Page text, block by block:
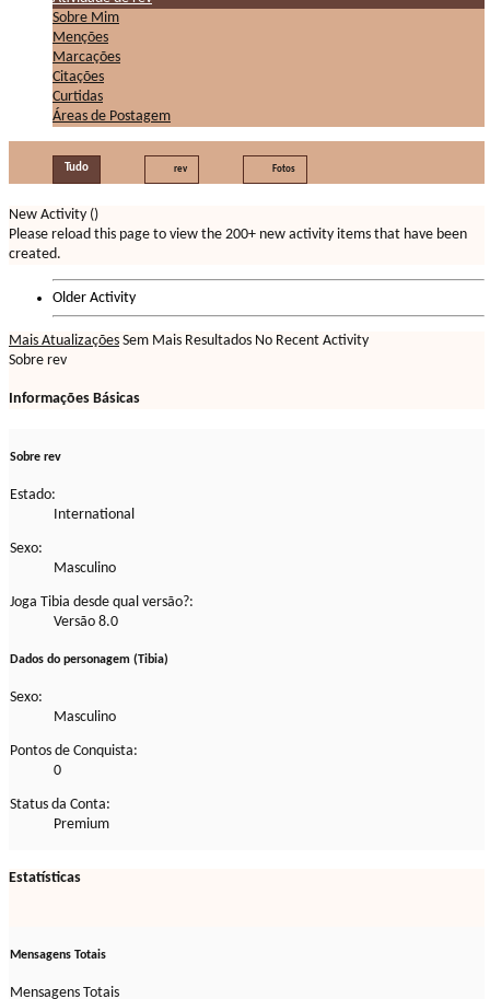
Sobre Mim
Menções
Marcações
Citações
Curtidas
Áreas de Postagem
Tudo rev Fotos
New Activity ()
Please reload this page to view the 200+ new activity items that have been
created.
Older Activity
Mais Atualizações Sem Mais Resultados No Recent Activity
Sobre rev
Informações Básicas
Sobre rev
Estado:
International
Sexo:
Masculino
Joga Tibia desde qual versão?:
Versão 8.0
Dados do personagem (Tibia)
Sexo:
Masculino
Pontos de Conquista:
0
Status da Conta:
Premium
Estatísticas
Mensagens Totais
Mensagens Totais